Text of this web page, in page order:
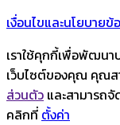
เงื่อนไขและนโยบาย
เราใช้คุกกี้เพื่อพัฒนา
เว็บไซต์ของคุณ คุณส
ส่วนตัว และสามารถ
คลิกที่ ตั้งค่า